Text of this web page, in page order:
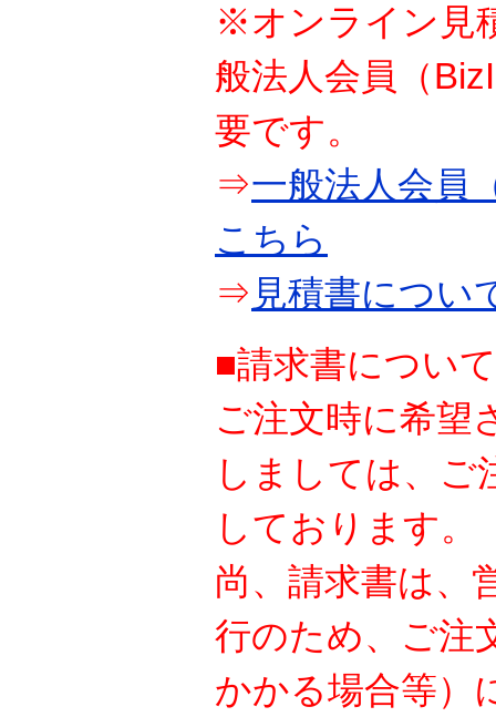
※オンライン見
般法人会員（
要です。
⇒一般法人会員
こちら
⇒ 見積書につい
■請求書について
ご注文時に希望
しましては、ご
しております。
尚、請求書は、
行のため、ご注
かかる場合等）